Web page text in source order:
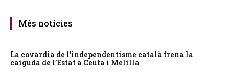
Més notícies
La covardia de l’independentisme català frena la
caiguda de l’Estat a Ceuta i Melilla